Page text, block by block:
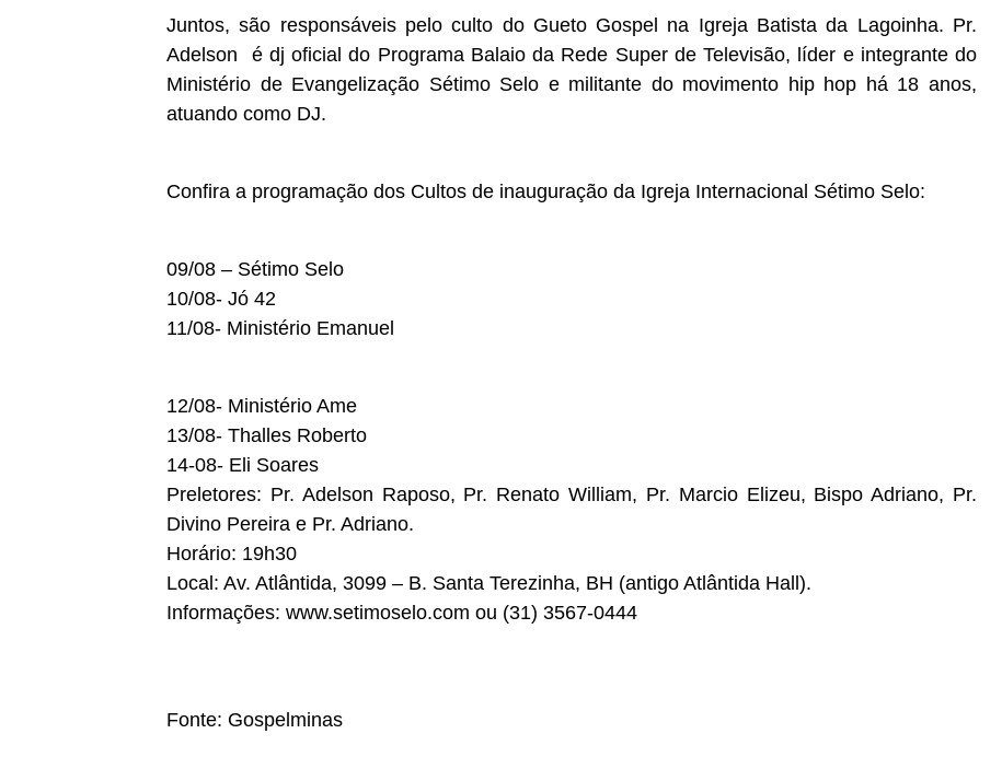
Juntos, são responsáveis pelo culto do Gueto Gospel na Igreja Batista da Lagoinha. Pr.
Adelson
é dj oficial do Programa Balaio da Rede Super de Televisão, líder e integrante do
Ministério de Evangelização Sétimo Selo e militante do movimento hip hop há 18 anos,
atuando como DJ.
Confira a programação dos Cultos de inauguração da Igreja Internacional Sétimo Selo:
09/08 – Sétimo Selo
10/08- Jó 42
11/08- Ministério Emanuel
12/08- Ministério Ame
13/08- Thalles Roberto
14-08- Eli Soares
Preletores: Pr. Adelson Raposo, Pr. Renato William, Pr. Marcio Elizeu, Bispo Adriano, Pr.
Divino Pereira e Pr. Adriano.
Horário: 19h30
Local: Av. Atlântida, 3099 – B. Santa Terezinha, BH (antigo Atlântida Hall).
Informações: www.setimoselo.com ou (31) 3567-0444
Fonte: Gospelminas